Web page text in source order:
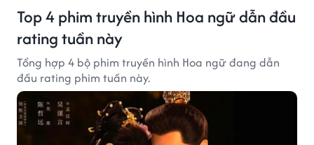
Top 4 phim truyền hình Hoa ngữ dẫn đầu
rating tuần này
Tổng hợp 4 bộ phim truyền hình Hoa ngữ đang dẫn
đầu rating phim tuần này.